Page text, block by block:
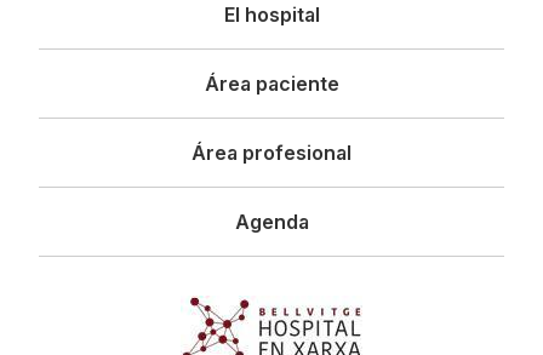
principal
El hospital
Área paciente
Área profesional
Agenda